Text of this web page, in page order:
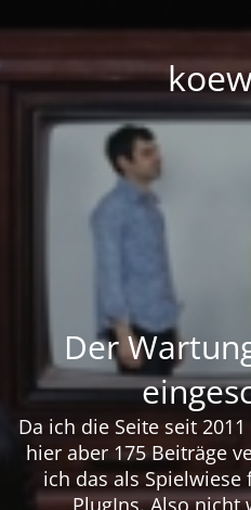
Der
Da ich die Seite seit
hier aber 175 Beiträge
ich das als
PlugIns. Also nicht